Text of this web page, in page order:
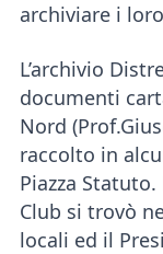
archiviare i
L’archivio
documenti
Nord
raccolto in
Piazza
Club si trovò
locali ed il